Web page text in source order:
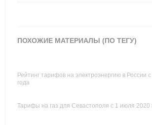
ПОХОЖИЕ МАТЕРИАЛЫ (ПО ТЕГУ)
Рейтинг тарифов на электроэнергию в России
года
Тарифы на газ для Севастополя с 1 июля 2020